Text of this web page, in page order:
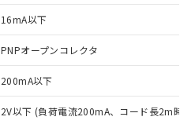
16mA以下
PNPオープンコレクタ
200mA以下
2V以下 (負荷電流200mA、コード長2m時)